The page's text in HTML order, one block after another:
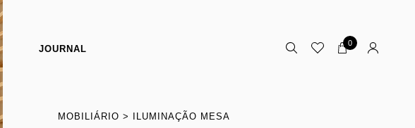
JOURNAL
0
MOBILIÁRIO ILUMINAÇÃO MESA